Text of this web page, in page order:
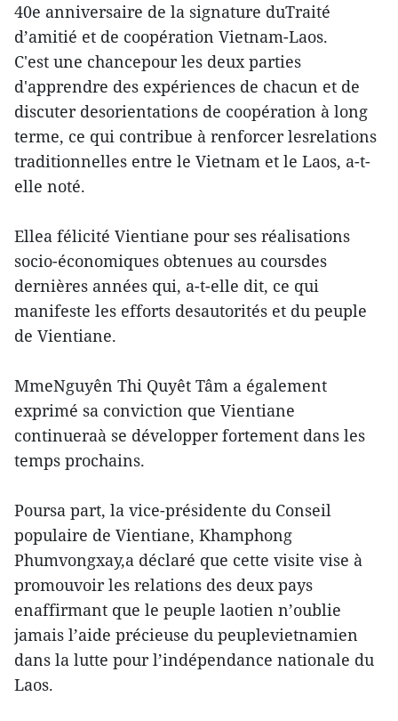
40e anniversaire de la signature duTraité
d’amitié et de coopération Vietnam-Laos.
C'est une chancepour les deux parties
d'apprendre des expériences de chacun et de
discuter desorientations de coopération à long
terme, ce qui contribue à renforcer lesrelations
traditionnelles entre le Vietnam et le Laos, a-t-
elle noté.
Ellea félicité Vientiane pour ses réalisations
socio-économiques obtenues au coursdes
dernières années qui, a-t-elle dit, ce qui
manifeste les efforts desautorités et du peuple
de Vientiane.
MmeNguyên Thi Quyêt Tâm a également
exprimé sa conviction que Vientiane
continueraà se développer fortement dans les
temps prochains.
Poursa part, la vice-présidente du Conseil
populaire de Vientiane, Khamphong
Phumvongxay,a déclaré que cette visite vise à
promouvoir les relations des deux pays
enaffirmant que le peuple laotien n’oublie
jamais l’aide précieuse du peuplevietnamien
dans la lutte pour l’indépendance nationale du
Laos.